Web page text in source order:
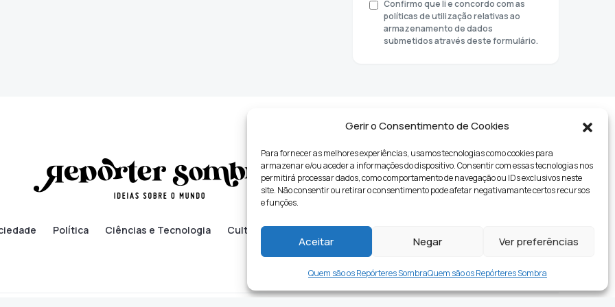
Gerir o Consentimento de Cookies
Para fornecer as melhores experiências, usamos tecnologias como cookies para
armazenar e/ou aceder a informações do dispositivo. Consentir com essas tecnologias nos
permitirá processar dados, como comportamento de navegação ou IDs exclusivos neste
site. Não consentir ou retirar o consentimento pode afetar negativamante certos recursos
e funções.
Aceitar Negar Ver preferências
Quem são os Repórteres SombraQuem são os Repórteres Sombra
Confirmo que li e concordo com as
políticas de utilização relativas ao
armazenamento de dados
submetidos através deste formulário.
Política Ciências e Tecnologia Cultura Lifestyle